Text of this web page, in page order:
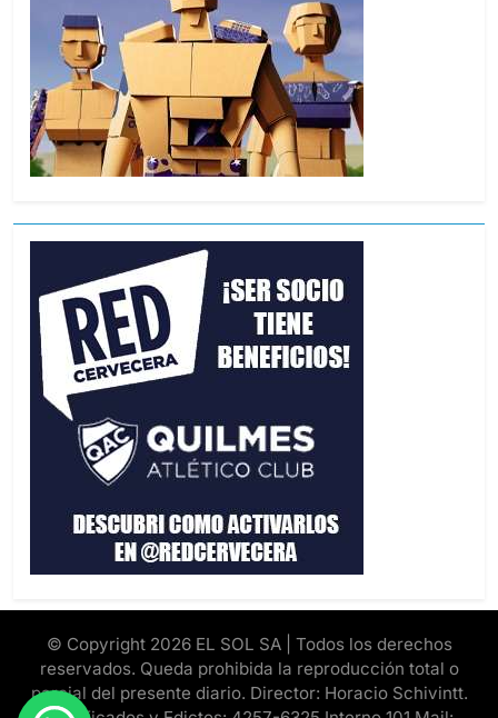
© Copyright 2026 EL SOL SA | Todos los derechos
reservados. Queda prohibida la reproducción total o
parcial del presente diario. Director: Horacio Schivintt.